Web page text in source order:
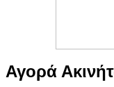
Αγορά